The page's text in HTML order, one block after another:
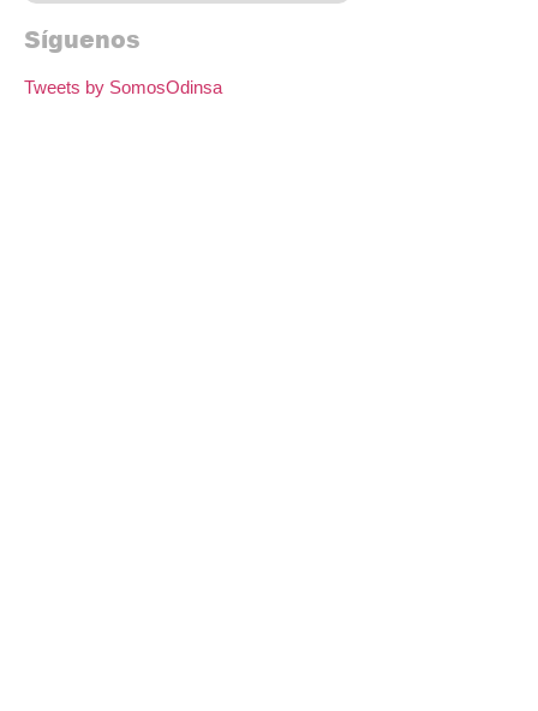
Síguenos
Tweets by SomosOdinsa